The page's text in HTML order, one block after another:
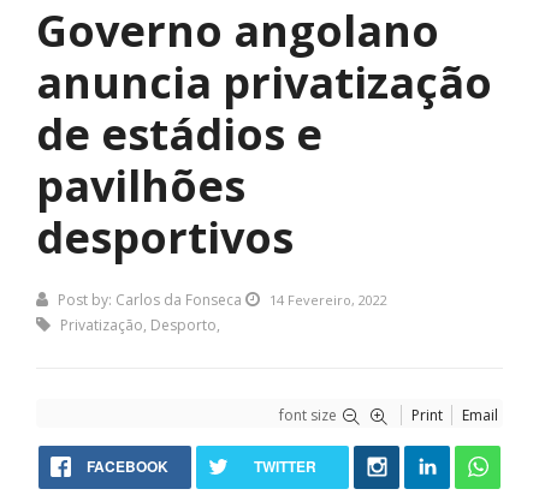
Governo angolano
anuncia privatização
de estádios e
pavilhões
desportivos
Post by: Carlos da Fonseca 14 Fevereiro, 2022
Privatização, Desporto,
font size Print Email
FACEBOOK TWITTER